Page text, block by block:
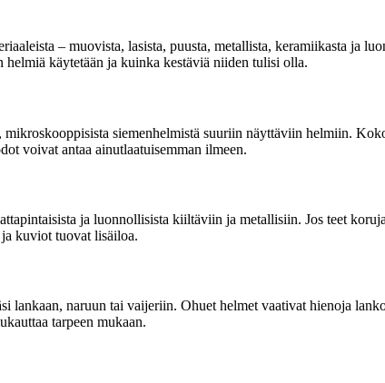
– muovista, lasista, puusta, metallista, keramiikasta
käytetään ja kuinka kestäviä niiden tulisi olla.
siemenhelmistä suuriin näyttäviin helmiin.
voivat antaa ainutlaatuisemman ilmeen.
ja luonnollisista kiiltäviin ja metallisiin. Jos teet
kuviot tuovat lisäiloa.
lankaan, naruun tai vaijeriin. Ohuet helmet vaativat hienoja
tarpeen mukaan.